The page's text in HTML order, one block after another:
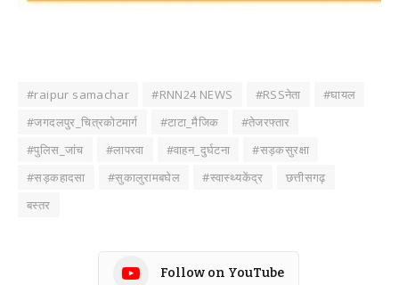
#raipur samachar #RNN24 NEWS #RSSनेता
#घायल
#जगदलपुर_चित्रकोटमार्ग
#टाटा_मैजिक
#तेजरफ्तार
#पुलिस_जांच
#लापरवा #वाहन_दुर्घटना
#सड़कसुरक्षा
#सड़कहादसा
#सुकालुरामबघेल #स्वास्थ्यकेंद्र
छत्तीसगढ़
बस्तर
Follow on YouTube